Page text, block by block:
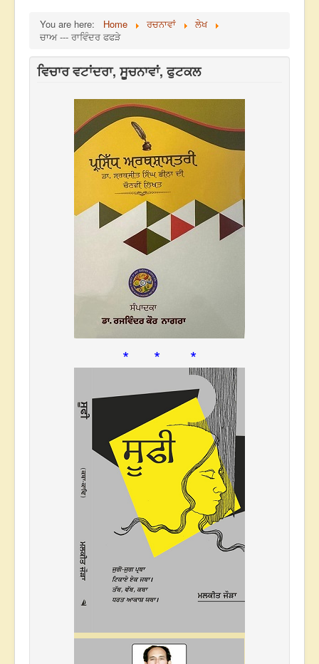
You are here: Home ਰਚਨਾਵਾਂ
ਲੇਖ
ਚਾਅ --- ਰਾਵਿੰਦਰ ਫਫੜੇ
ਵਿਚਾਰ ਵਟਾਂਦਰਾ, ਸੂਚਨਾਵਾਂ, ਫੁਟਕਲ
* * *